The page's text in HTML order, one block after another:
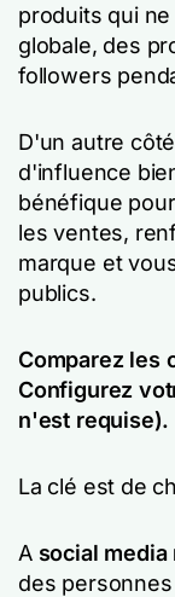
produits qui
globale, des
followers
D'un autre
d'influence
bénéfique
les ventes,
marque et
publics.
Comparez les
Configurez
n'est requise).
La clé est de
A social
des